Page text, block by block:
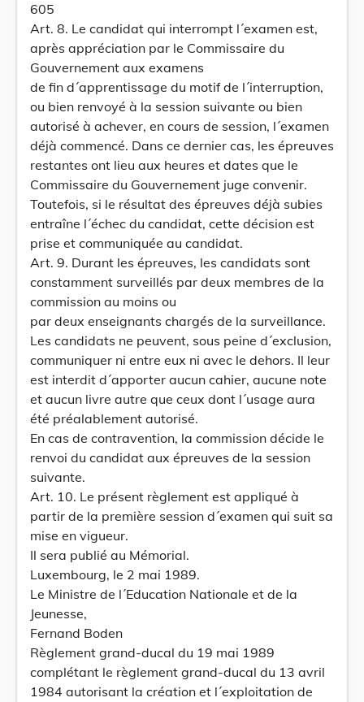
605
Art. 8. Le candidat qui interrompt l´examen est,
après appréciation par le Commissaire du
Gouvernement aux examens
de fin d´apprentissage du motif de l´interruption,
ou bien renvoyé à la session suivante ou bien
autorisé à achever, en cours de session, l´examen
déjà commencé. Dans ce dernier cas, les épreuves
restantes ont lieu aux heures et dates que le
Commissaire du Gouvernement juge convenir.
Toutefois, si le résultat des épreuves déjà subies
entraîne l´échec du candidat, cette décision est
prise et communiquée au candidat.
Art. 9. Durant les épreuves, les candidats sont
constamment surveillés par deux membres de la
commission au moins ou
par deux enseignants chargés de la surveillance.
Les candidats ne peuvent, sous peine d´exclusion,
communiquer ni entre eux ni avec le dehors. Il leur
est interdit d´apporter aucun cahier, aucune note
et aucun livre autre que ceux dont l´usage aura
été préalablement autorisé.
En cas de contravention, la commission décide le
renvoi du candidat aux épreuves de la session
suivante.
Art. 10. Le présent règlement est appliqué à
partir de la première session d´examen qui suit sa
mise en vigueur.
Il sera publié au Mémorial.
Luxembourg, le 2 mai 1989.
Le Ministre de l´Education Nationale et de la
Jeunesse,
Fernand Boden
Règlement grand-ducal du 19 mai 1989
complétant le règlement grand-ducal du 13 avril
1984 autorisant la création et l´exploitation de